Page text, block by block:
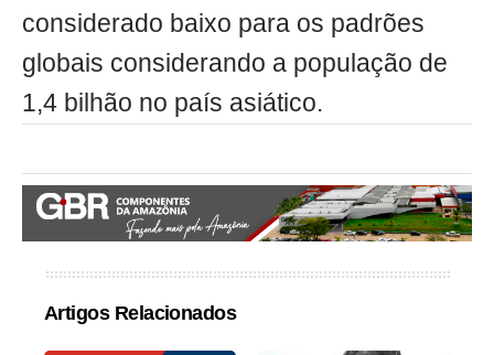
considerado baixo para os padrões
globais considerando a população de
1,4 bilhão no país asiático.
Artigos Relacionados